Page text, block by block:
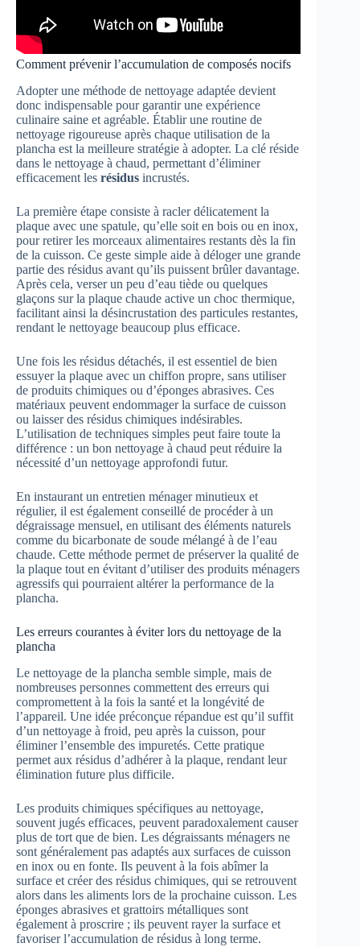
Comment prévenir l’accumulation de composés nocifs
Adopter une méthode de nettoyage adaptée devient
donc indispensable pour garantir une expérience
culinaire saine et agréable. Établir une routine de
nettoyage rigoureuse après chaque utilisation de la
plancha est la meilleure stratégie à adopter. La clé réside
dans le nettoyage à chaud, permettant d’éliminer
efficacement les résidus incrustés.
La première étape consiste à racler délicatement la
plaque avec une spatule, qu’elle soit en bois ou en inox,
pour retirer les morceaux alimentaires restants dès la fin
de la cuisson. Ce geste simple aide à déloger une grande
partie des résidus avant qu’ils puissent brûler davantage.
Après cela, verser un peu d’eau tiède ou quelques
glaçons sur la plaque chaude active un choc thermique,
facilitant ainsi la désincrustation des particules restantes,
rendant le nettoyage beaucoup plus efficace.
Une fois les résidus détachés, il est essentiel de bien
essuyer la plaque avec un chiffon propre, sans utiliser
de produits chimiques ou d’éponges abrasives. Ces
matériaux peuvent endommager la surface de cuisson
ou laisser des résidus chimiques indésirables.
L’utilisation de techniques simples peut faire toute la
différence : un bon nettoyage à chaud peut réduire la
nécessité d’un nettoyage approfondi futur.
En instaurant un entretien ménager minutieux et
régulier, il est également conseillé de procéder à un
dégraissage mensuel, en utilisant des éléments naturels
comme du bicarbonate de soude mélangé à de l’eau
chaude. Cette méthode permet de préserver la qualité de
la plaque tout en évitant d’utiliser des produits ménagers
agressifs qui pourraient altérer la performance de la
plancha.
Les erreurs courantes à éviter lors du nettoyage de la
plancha
Le nettoyage de la plancha semble simple, mais de
nombreuses personnes commettent des erreurs qui
compromettent à la fois la santé et la longévité de
l’appareil. Une idée préconçue répandue est qu’il suffit
d’un nettoyage à froid, peu après la cuisson, pour
éliminer l’ensemble des impuretés. Cette pratique
permet aux résidus d’adhérer à la plaque, rendant leur
élimination future plus difficile.
Les produits chimiques spécifiques au nettoyage,
souvent jugés efficaces, peuvent paradoxalement causer
plus de tort que de bien. Les dégraissants ménagers ne
sont généralement pas adaptés aux surfaces de cuisson
en inox ou en fonte. Ils peuvent à la fois abîmer la
surface et créer des résidus chimiques, qui se retrouvent
alors dans les aliments lors de la prochaine cuisson. Les
éponges abrasives et grattoirs métalliques sont
également à proscrire ; ils peuvent rayer la surface et
favoriser l’accumulation de résidus à long terme.